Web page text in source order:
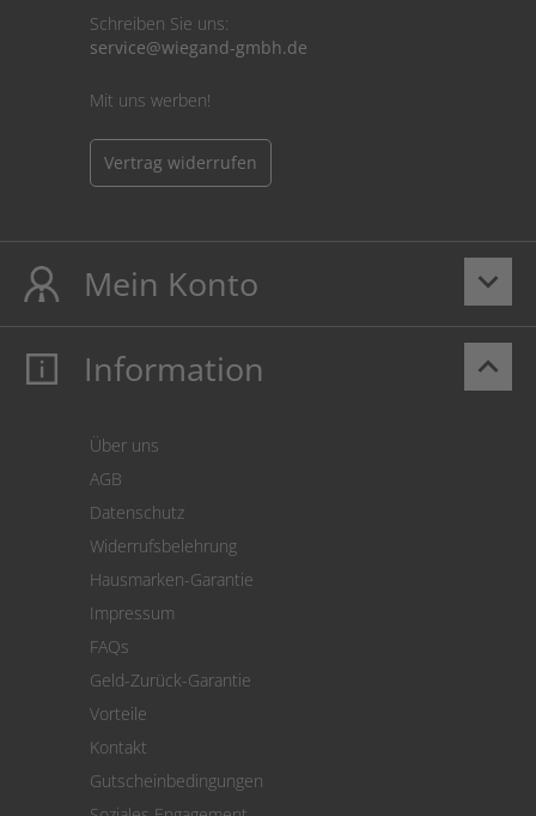
Schreiben Sie uns:
service@wiegand-gmbh.de
Mit uns werben!
Vertrag widerrufen
keyboard_arrow_down
Mein Konto
Mein Konto
Cookie Einstellungen
keyboard_arrow_up
Information
Über uns
AGB
Datenschutz
Widerrufsbelehrung
Hausmarken-Garantie
Impressum
FAQs
Geld-Zurück-Garantie
Vorteile
Kontakt
Gutscheinbedingungen